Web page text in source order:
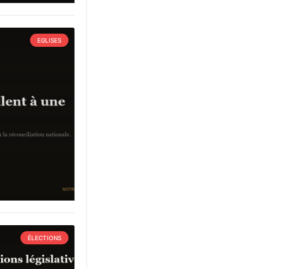
EGLISES
ÉLECTIONS